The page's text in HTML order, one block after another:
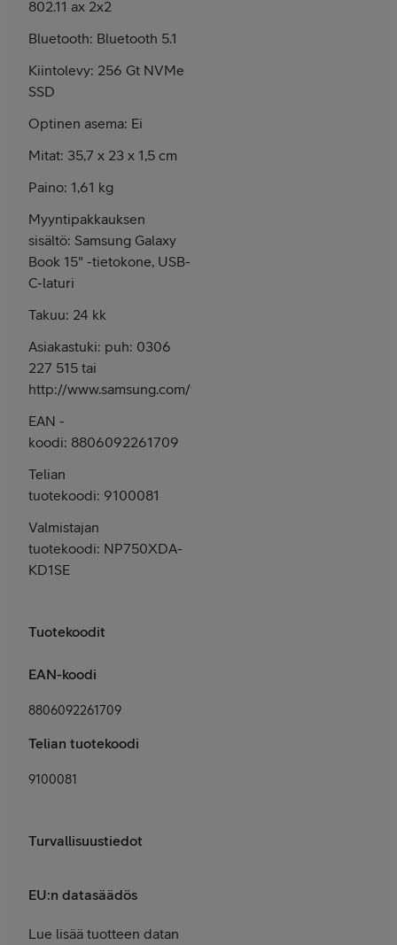
802.11 ax 2x2
Bluetooth: Bluetooth 5.1
Kiintolevy: 256 Gt NVMe
SSD
Optinen asema: Ei
Mitat: 35,7 x 23 x 1,5 cm
Paino: 1,61 kg
Myyntipakkauksen
sisältö: Samsung Galaxy
Book 15" -tietokone, USB-
C-laturi
Takuu: 24 kk
Asiakastuki: puh: 0306
227 515 tai
http://www.samsung.com/fi/support/
EAN -
koodi: 8806092261709
Telian
tuotekoodi: 9100081
Valmistajan
tuotekoodi: NP750XDA-
KD1SE
Tuotekoodit
EAN-koodi
8806092261709
Telian tuotekoodi
9100081
Turvallisuustiedot
EU:n datasäädös
Lue lisää tuotteen datan